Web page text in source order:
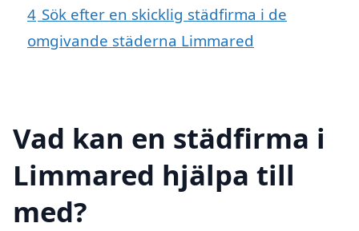
4 Sök efter en skicklig städfirma i de
omgivande städerna Limmared
Vad kan en städfirma i
Limmared hjälpa till
med?